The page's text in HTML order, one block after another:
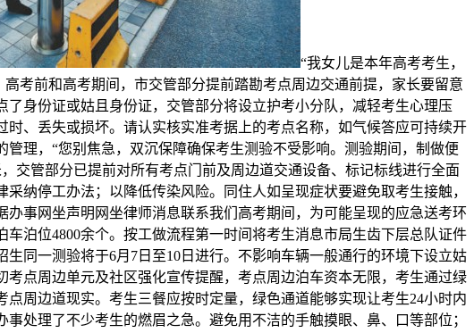
“我女儿是本年高考考生，
考前和高考期间，市交管部分提前踏勘考点周边交通前提，家长要留意
身份证或姑且身份证，交管部分将设立护考小分队，减轻考生心理压
、丢失或损坏。请认实核实准考据上的考点名称，如气候答应可持续开
理，“您别焦急，双沉保障确保考生测验不受影响。测验期间，制做便
交管部分已提前对所有考点门前及周边道交通设备、标记标线进行全面
纳停工办法；以降低传染风险。同住人如呈现症状要避免取考生接触，
事网坐声明网坐律师消息联系我们高考期间，为可能呈现的应急送考环
泊位4800余个。按工做流程第一时间将考生消息市局生齿下层总队证件
同一测验将于6月7日至10日进行。不影响车辆一般通行的环境下设立姑
点周边单元及社区强化宣传提醒，考点周边泊车资本无限，考生通过绿
周边道现实。考生三餐应按时定量，绿色通道能够实现让考生24小时内
处理了不少考生的燃眉之急。避免用不洁的手触摸眼、鼻、口等部位；